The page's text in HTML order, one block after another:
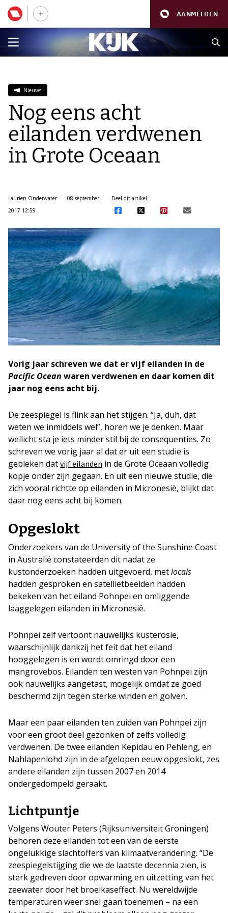
AANMELDEN
Nieuws
Nog eens acht
eilanden verdwenen
in Grote Oceaan
Laurien Onderwater
08 september
2017 12:59
Deel dit artikel:
Vorig jaar schreven we dat er vijf eilanden in de
Pacific Ocean waren verdwenen en daar komen dit
jaar nog eens acht bij.
De zeespiegel is flink aan het stijgen. “Ja, duh, dat
weten we inmiddels wel”, horen we je denken. Maar
wellicht sta je iets minder stil bij de consequenties. Zo
schreven we vorig jaar al dat er uit een studie is
gebleken dat vijf eilanden in de Grote Oceaan volledig
kopje onder zijn gegaan. En uit een nieuwe studie, die
zich vooral richtte op eilanden in Micronesië, blijkt dat
daar nog eens acht bij komen.
Opgeslokt
Onderzoekers van de University of the Sunshine Coast
in Australië constateerden dit nadat ze
kustonderzoeken hadden uitgevoerd, metlocals
hadden gesproken en satellietbeelden hadden
bekeken van het eiland Pohnpei en omliggende
laaggelegen eilanden in Micronesië.
Pohnpei zelf vertoont nauwelijks kusterosie,
waarschijnlijk dankzij het feit dat het eiland
hooggelegen is en wordt omringd door een
mangrovebos. Eilanden ten westen van Pohnpei zijn
ook nauwelijks aangetast, mogelijk omdat ze goed
beschermd zijn tegen sterke winden en golven.
Maar een paar eilanden ten zuiden van Pohnpei zijn
voor een groot deel gezonken of zelfs volledig
verdwenen. De twee eilanden Kepidau en Pehleng, en
Nahlapenlohd zijn in de afgelopen eeuw opgeslokt, zes
andere eilanden zijn tussen 2007 en 2014
ondergedompeld geraakt.
Lichtpuntje
Volgens Wouter Peters (Rijksuniversiteit Groningen)
behoren deze eilanden tot een van de eerste
ongelukkige slachtoffers van klimaatverandering. “De
zeespiegelstijging die we de laatste decennia zien, is
sterk gedreven door opwarming en uitzetting van het
zeewater door het broeikaseffect. Nu wereldwijde
temperaturen weer snel gaan toenemen – na een